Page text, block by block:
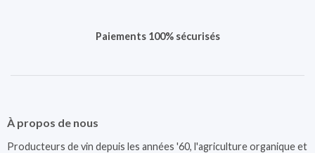
Paiements 100% sécurisés
À propos de nous
Producteurs de vin depuis les années '60, l'agriculture organique et